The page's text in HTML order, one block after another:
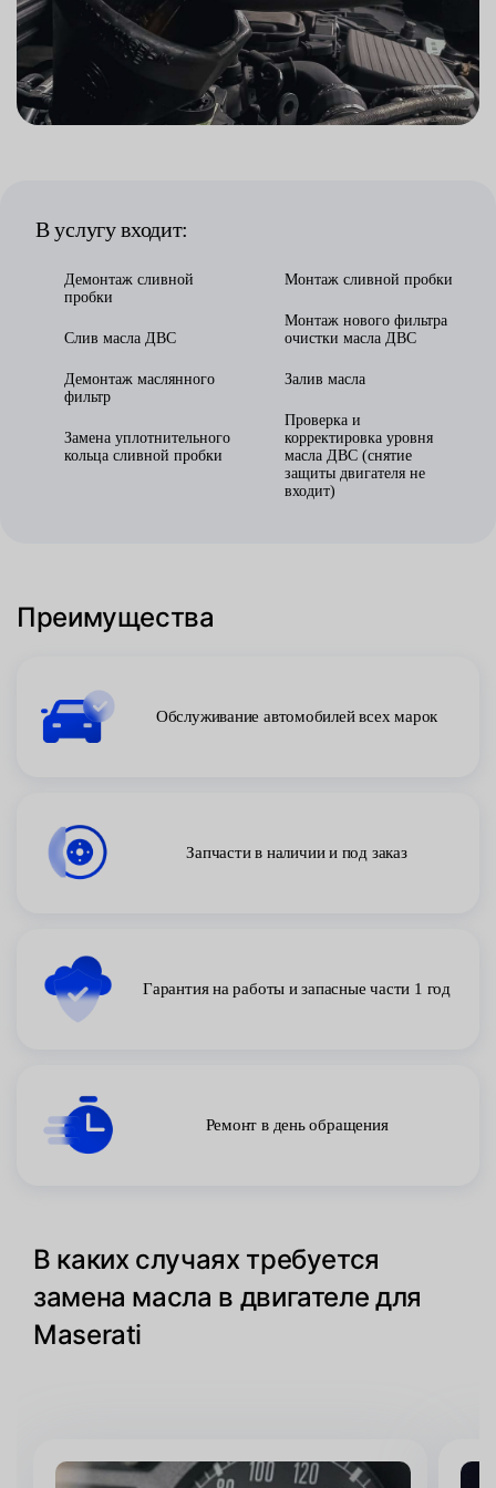
В услугу входит:
Демонтаж сливной
пробки
Слив масла ДВС
Демонтаж маслянного
фильтр
Замена уплотнительного
кольца сливной пробки
Монтаж сливной пробки
Монтаж нового фильтра
очистки масла ДВС
Залив масла
Проверка и
корректировка уровня
масла ДВС (снятие
защиты двигателя не
входит)
Преимущества
Обслуживание автомобилей всех марок
Запчасти в наличии и под заказ
Гарантия на работы и запасные части 1 год
Ремонт в день обращения
В каких случаях требуется
замена масла в двигателе для
Maserati